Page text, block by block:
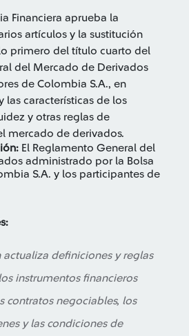
Financiera aprueba la
artículos y la sustitución
primero del título cuarto del
del Mercado de Derivados
de Colombia S.A., en
las características de los
y otras reglas de
mercado de derivados.
El Reglamento General del
administrado por la Bolsa
S.A. y los participantes de
actualiza definiciones y reglas
instrumentos financieros
contratos negociables, los
y las condiciones de